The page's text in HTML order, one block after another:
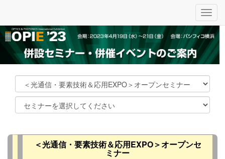
メ
ニ
ュ
ー
＜光通信・要素技術＆応用EXPO＞オープンセ
ミナー